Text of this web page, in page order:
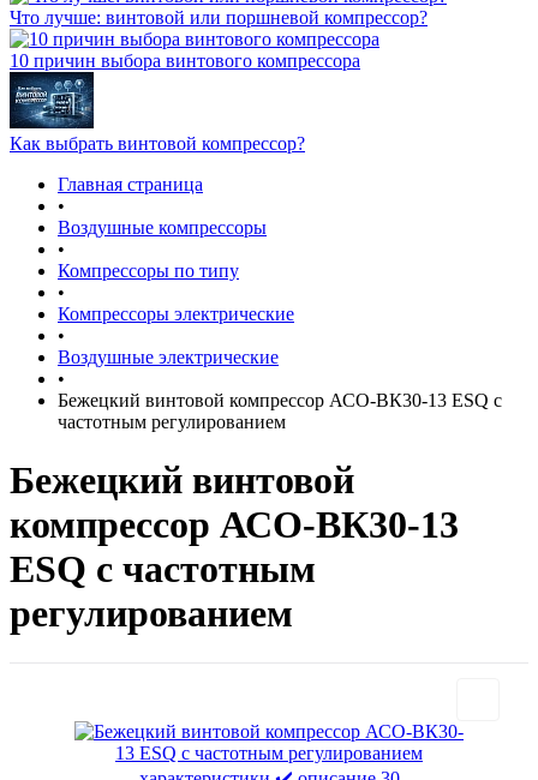
Что лучше: винтовой или поршневой компрессор?
10 причин выбора винтового компрессора
Как выбрать винтовой компрессор?
Главная страница
•
Воздушные компрессоры
•
Компрессоры по типу
•
Компрессоры электрические
•
Воздушные электрические
•
Бежецкий винтовой компрессор АСО-ВК30-13 ESQ с
частотным регулированием
Бежецкий винтовой
компрессор АСО-ВК30-13
ESQ с частотным
регулированием